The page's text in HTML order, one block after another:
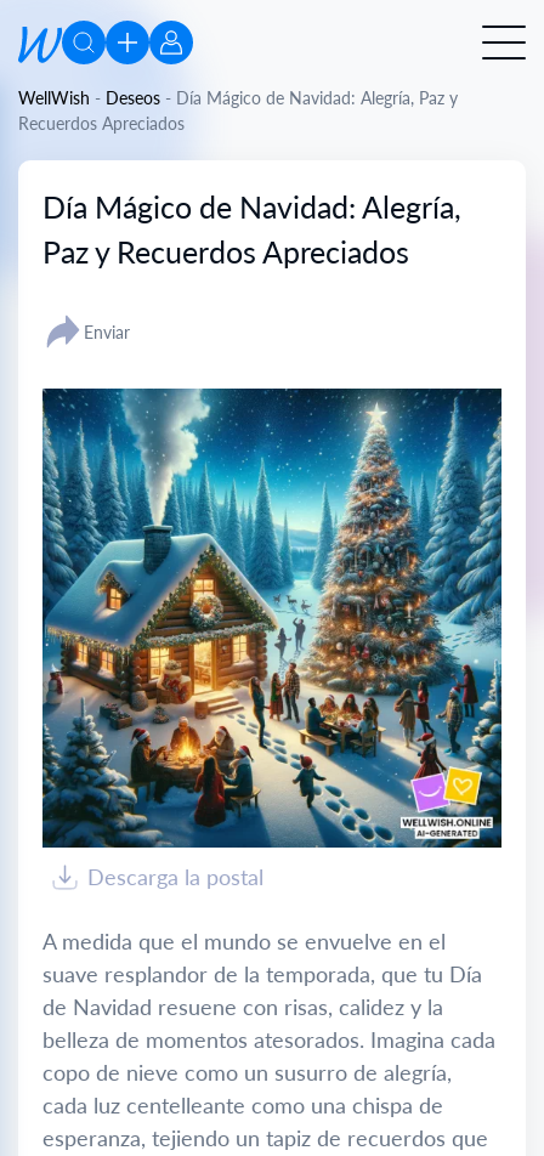
WellWish - Deseos - Día Mágico de Navidad: Alegría, Paz y
Recuerdos Apreciados
Día Mágico de Navidad: Alegría,
Paz y Recuerdos Apreciados
Enviar
Descarga la postal
A medida que el mundo se envuelve en el
suave resplandor de la temporada, que tu Día
de Navidad resuene con risas, calidez y la
belleza de momentos atesorados. Imagina cada
copo de nieve como un susurro de alegría,
cada luz centelleante como una chispa de
esperanza, tejiendo un tapiz de recuerdos que